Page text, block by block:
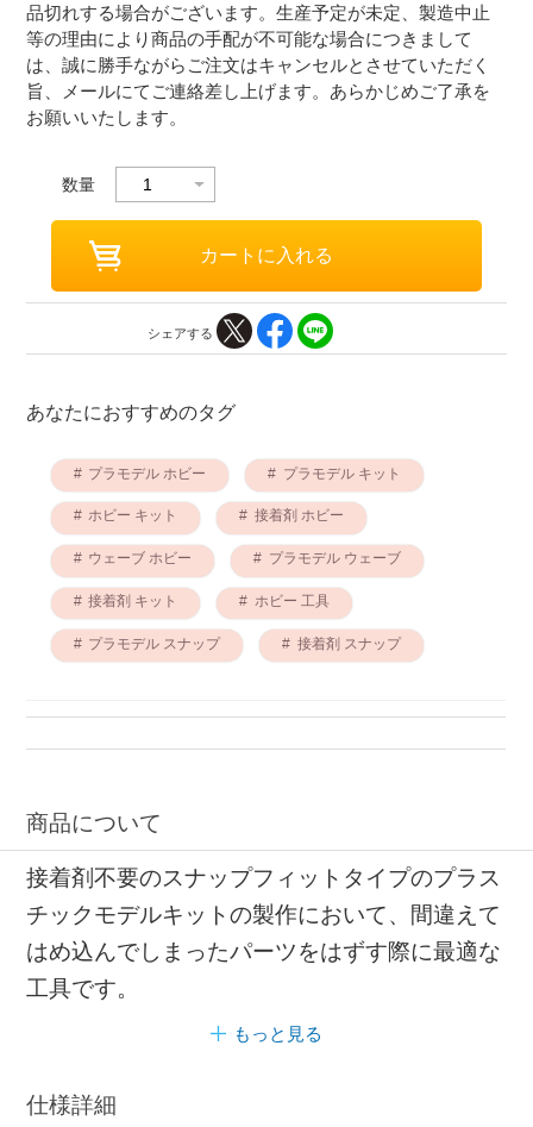
品切れする場合がございます。生産予定が未定、製造中止
等の理由により商品の手配が不可能な場合につきまして
は、誠に勝手ながらご注文はキャンセルとさせていただく
旨、メールにてご連絡差し上げます。あらかじめご了承を
お願いいたします。
数量
シェアする
あなたにおすすめのタグ
プラモデル ホビー プラモデル キット
ホビー キット 接着剤 ホビー
ウェーブ ホビー プラモデル ウェーブ
接着剤 キット ホビー 工具
プラモデル スナップ 接着剤 スナップ
商品について
接着剤不要のスナップフィットタイプのプラス
チックモデルキットの製作において、間違えて
はめ込んでしまったパーツをはずす際に最適な
工具です。
もっと見る
仕様詳細